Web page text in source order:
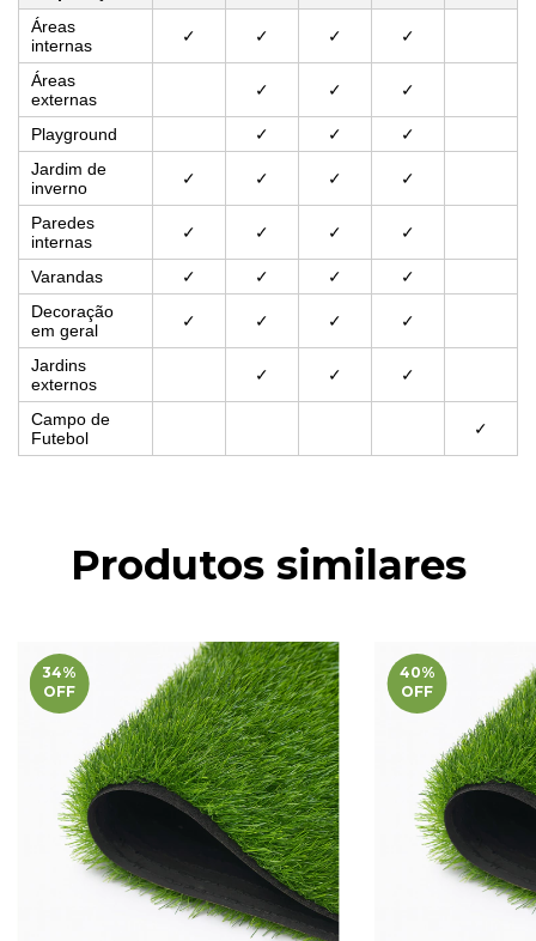
Áreas
internas
✓ ✓ ✓ ✓
Áreas
externas
✓ ✓ ✓
Playground ✓ ✓
✓
Jardim de
inverno
✓ ✓ ✓ ✓
Paredes
internas
✓ ✓ ✓ ✓
Varandas ✓ ✓ ✓
✓
Decoração
em geral
✓ ✓ ✓ ✓
Jardins
externos
✓ ✓ ✓
Campo de
Futebol
✓
Produtos similares
34%
OFF
40%
OFF